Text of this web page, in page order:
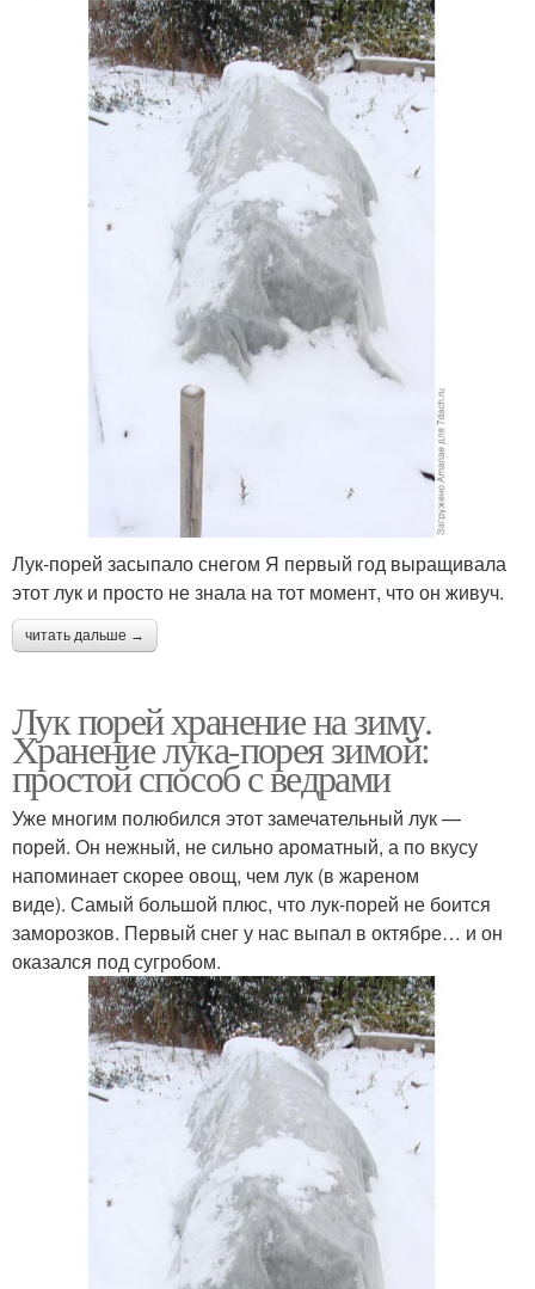
Лук-порей засыпало снегом Я первый год выращивала
этот лук и просто не знала на тот момент, что он живуч.
читать дальше →
Лук порей хранение на зиму.
Хранение лука-порея зимой:
простой способ с ведрами
Уже многим полюбился этот замечательный лук —
порей. Он нежный, не сильно ароматный, а по вкусу
напоминает скорее овощ, чем лук (в жареном
виде). Самый большой плюс, что лук-порей не боится
заморозков. Первый снег у нас выпал в октябре… и он
оказался под сугробом.